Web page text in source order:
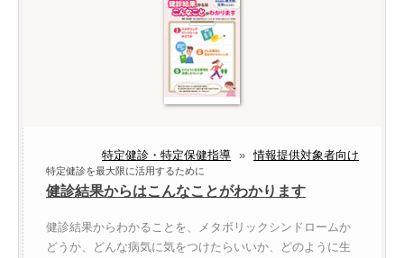
特定健診・特定保健指導 » 情報提供対象者向け
特定健診を最大限に活用するために
健診結果からはこんなことがわかります
健診結果からわかることを、メタボリックシンドロームか
どうか、どんな病気に気をつけたらいいか、どのように生